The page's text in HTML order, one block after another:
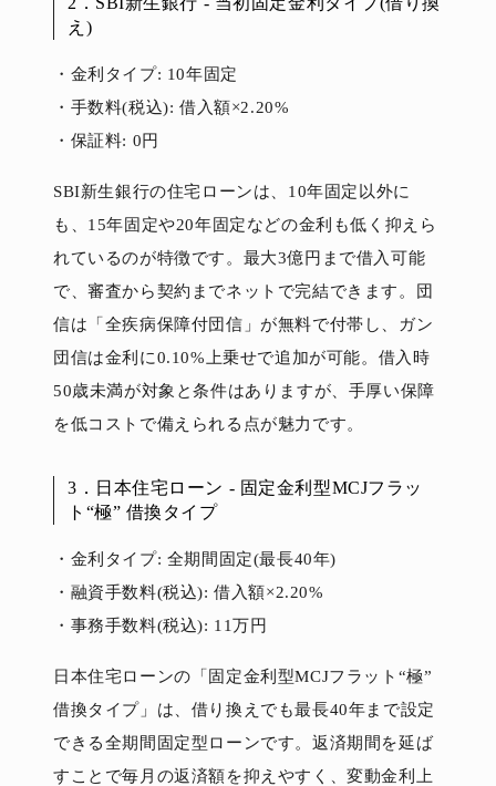
え)
・金利タイプ: 10年固定
・手数料(税込): 借入額×2.20%
・保証料: 0円
SBI新生銀行の住宅ローンは、10年固定以外に
も、15年固定や20年固定などの金利も低く抑えら
れているのが特徴です。最大3億円まで借入可能
で、審査から契約までネットで完結できます。団
信は「全疾病保障付団信」が無料で付帯し、ガン
団信は金利に0.10%上乗せで追加が可能。借入時
50歳未満が対象と条件はありますが、手厚い保障
を低コストで備えられる点が魅力です。
3．日本住宅ローン - 固定金利型MCJフラッ
ト“極” 借換タイプ
・金利タイプ: 全期間固定(最長40年)
・融資手数料(税込): 借入額×2.20%
・事務手数料(税込): 11万円
日本住宅ローンの「固定金利型MCJフラット“極”
借換タイプ」は、借り換えでも最長40年まで設定
できる全期間固定型ローンです。返済期間を延ば
すことで毎月の返済額を抑えやすく、変動金利上